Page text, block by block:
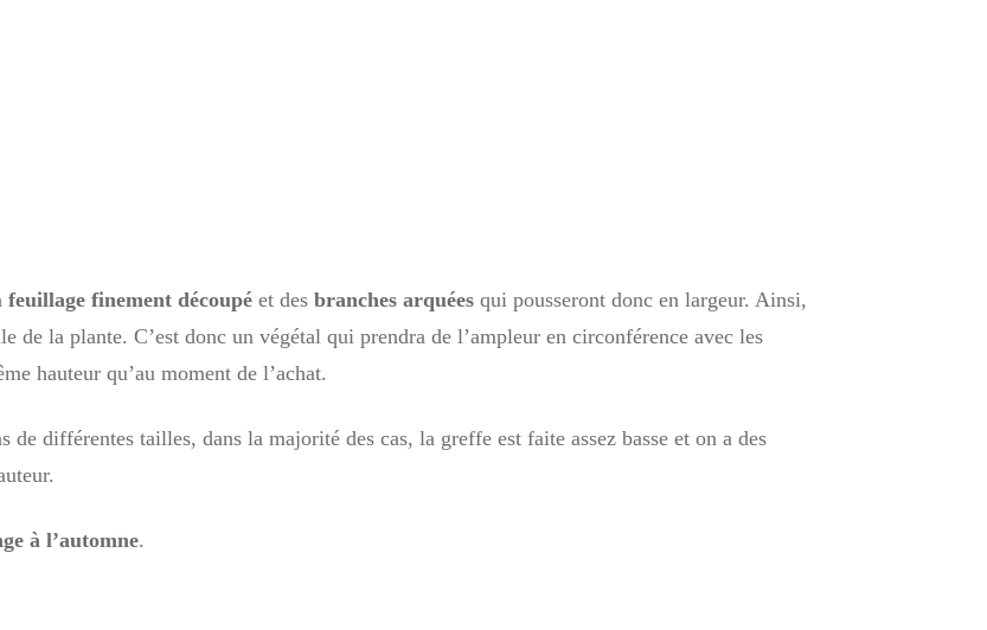
feuillage finement découpé et des branches arquées qui pousseront donc en largeur. Ainsi,
de la plante. C’est donc un végétal qui prendra de l’ampleur en circonférence avec les
hauteur qu’au moment de l’achat.
de différentes tailles, dans la majorité des cas, la greffe est faite assez basse et on a des
à l’automne.